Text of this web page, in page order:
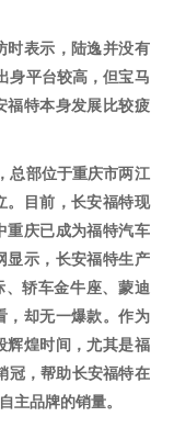
时表示，陆逸并没有
身平台较高，但宝马
福特本身发展比较疲
总部位于重庆市两江
。目前，长安福特现
重庆已成为福特汽车
显示，长安福特生产
、轿车金牛座、蒙迪
，却无一爆款。作为
辉煌时间，尤其是福
冠，帮助长安福特在
主品牌的销量。